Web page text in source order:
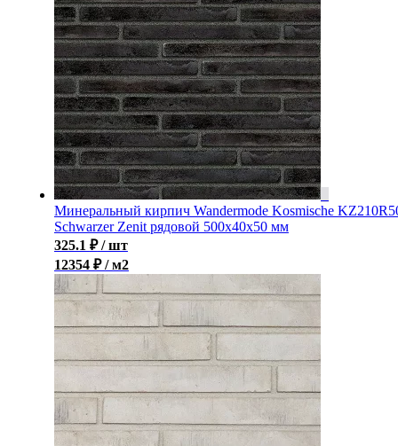
Минеральный кирпич Wandermode Kosmische
Schwarzer Zenit рядовой 500x40x50 мм
325.1 ₽ / шт
12354 ₽ / м2